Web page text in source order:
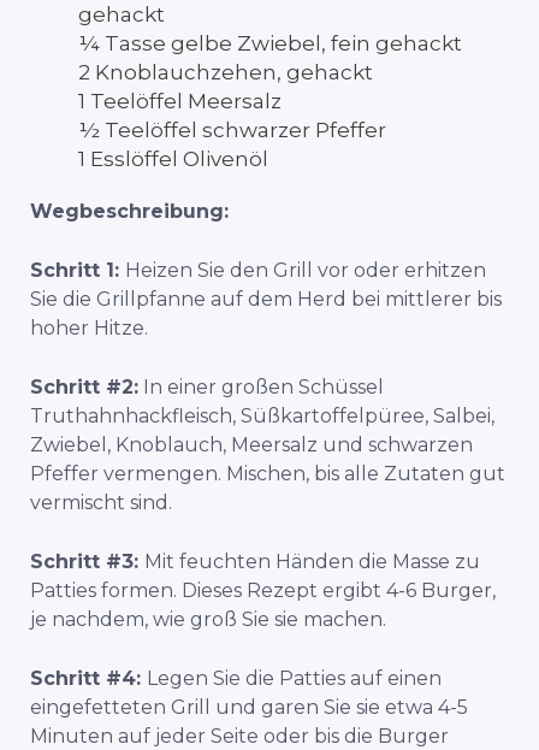
gehackt
¼ Tasse gelbe Zwiebel, fein gehackt
2 Knoblauchzehen, gehackt
1 Teelöffel Meersalz
½ Teelöffel schwarzer Pfeffer
1 Esslöffel Olivenöl
Wegbeschreibung:
Schritt 1: Heizen Sie den Grill vor oder erhitzen
Sie die Grillpfanne auf dem Herd bei mittlerer bis
hoher Hitze.
Schritt #2: In einer großen Schüssel
Truthahnhackfleisch, Süßkartoffelpüree, Salbei,
Zwiebel, Knoblauch, Meersalz und schwarzen
Pfeffer vermengen. Mischen, bis alle Zutaten gut
vermischt sind.
Schritt #3: Mit feuchten Händen die Masse zu
Patties formen. Dieses Rezept ergibt 4-6 Burger,
je nachdem, wie groß Sie sie machen.
Schritt #4: Legen Sie die Patties auf einen
eingefetteten Grill und garen Sie sie etwa 4-5
Minuten auf jeder Seite oder bis die Burger